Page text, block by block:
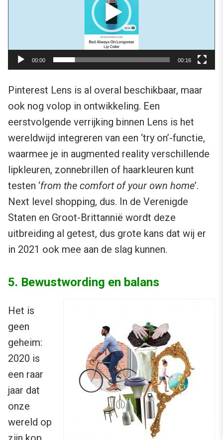
00:00 00:16
Pinterest Lens is al overal beschikbaar, maar
ook nog volop in ontwikkeling. Een
eerstvolgende verrijking binnen Lens is het
wereldwijd integreren van een ‘try on’-functie,
waarmee je in augmented reality verschillende
lipkleuren, zonnebrillen of haarkleuren kunt
testen ‘from the comfort of your own home’.
Next level shopping, dus. In de Verenigde
Staten en Groot-Brittannië wordt deze
uitbreiding al getest, dus grote kans dat wij er
in 2021 ook mee aan de slag kunnen.
5. Bewustwording en balans
Het is
geen
geheim:
2020 is
een raar
jaar dat
onze
wereld op